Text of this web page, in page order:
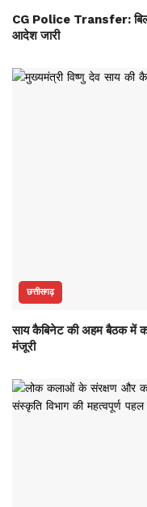
CG Police Transfer:
आदेश जारी
छत्तीसगढ़
साय कैबिनेट की अहम बैठक में
मंजूरी